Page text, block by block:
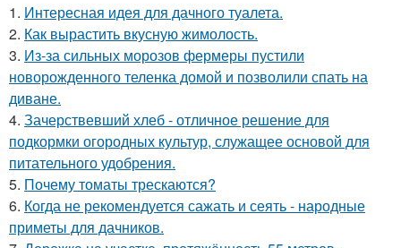
1. Интересная идея для дачного туалета.
2. Как вырастить вкусную жимолость.
3. Из-за сильных морозов фермеры пустили
новорожденного теленка домой и позволили спать на
диване.
4. Зачерствевший хлеб - отличное решение для
подкормки огородных культур, служащее основой для
питательного удобрения.
5. Почему томаты трескаются?
6. Когда не рекомендуется сажать и сеять - народные
приметы для дачников.